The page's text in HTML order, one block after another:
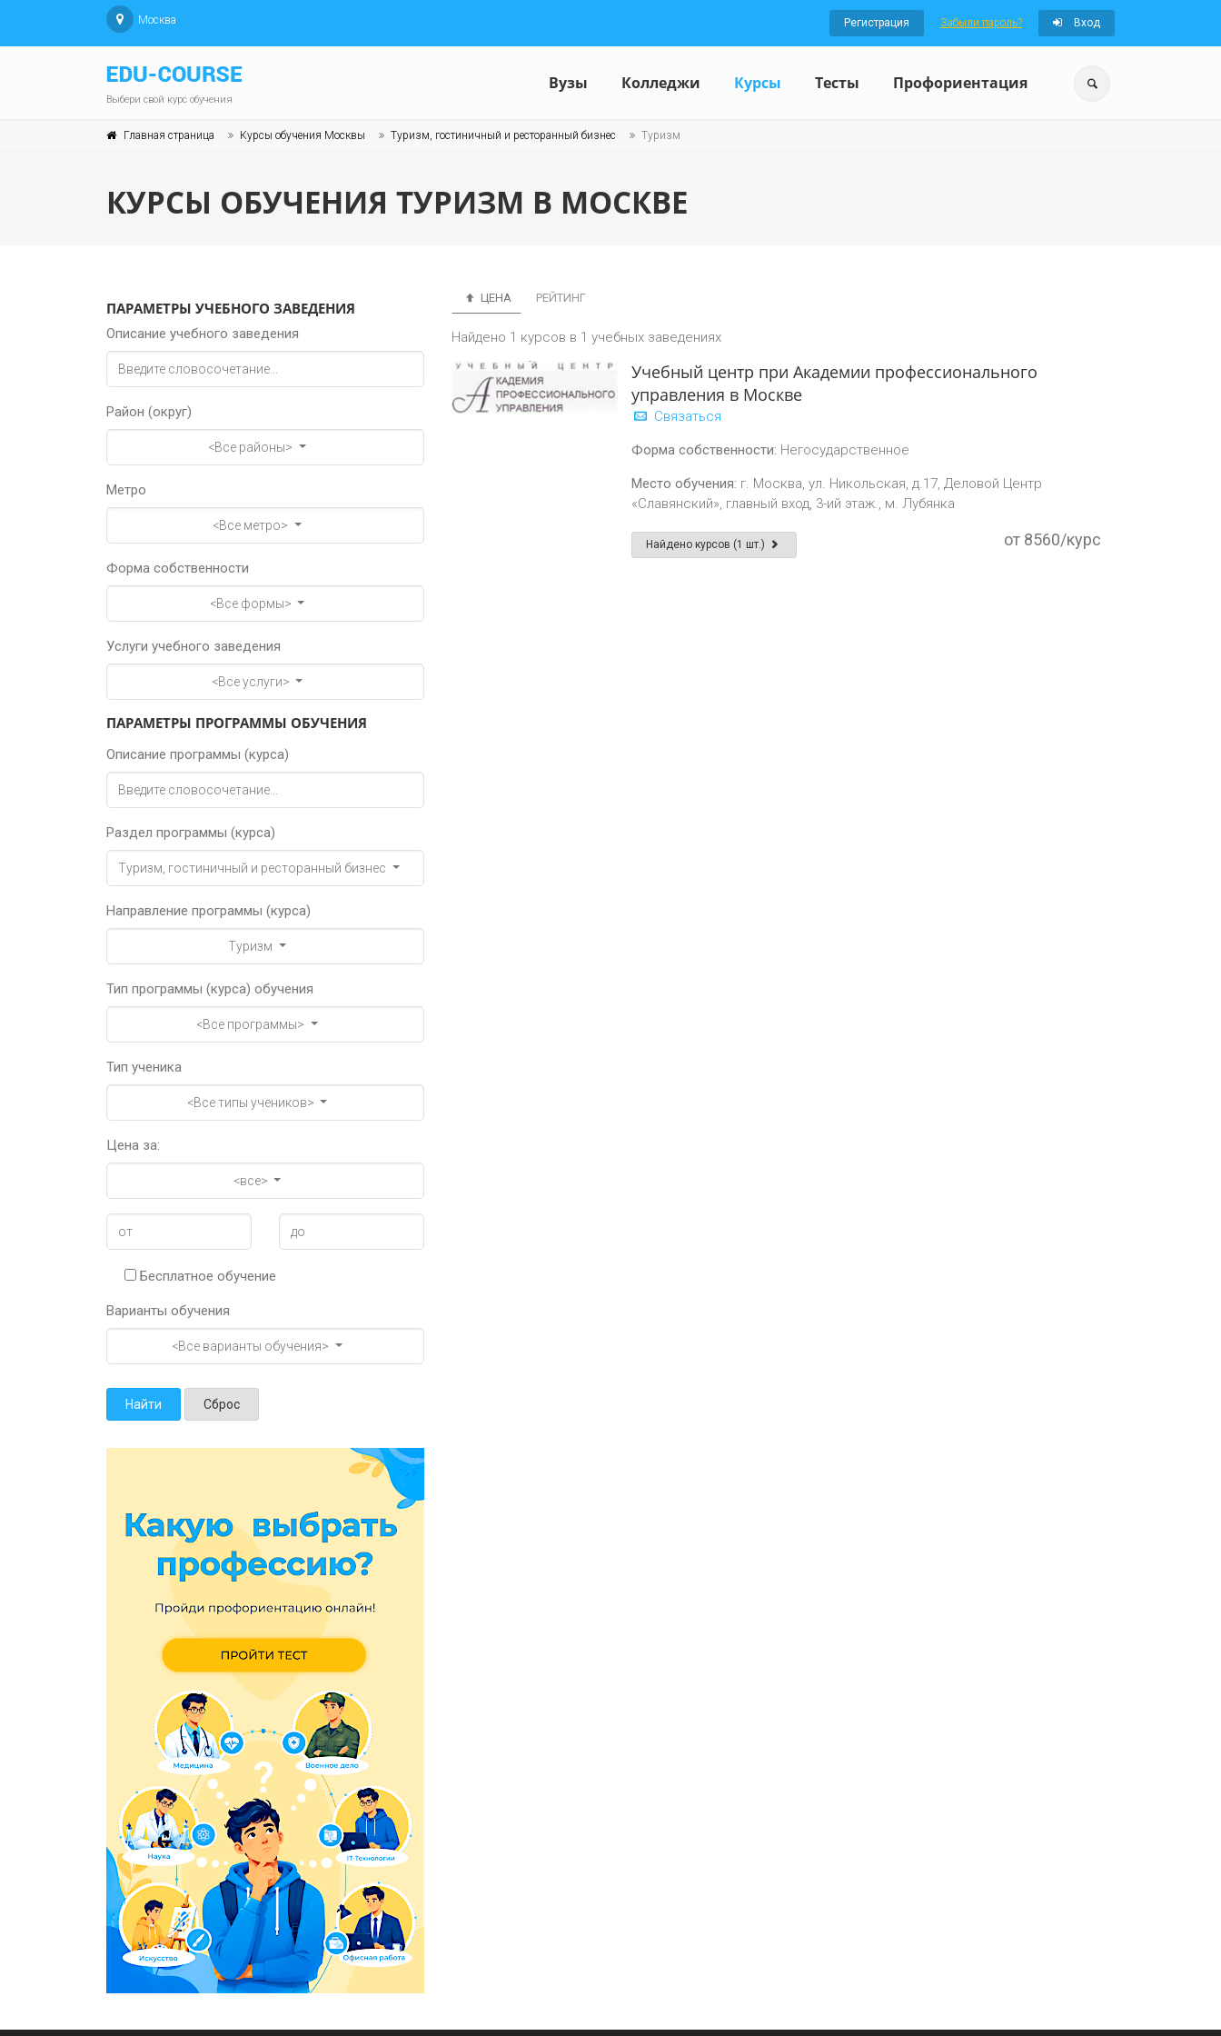
Москва Регистрация Забыли пароль? Вход
Выбери свой курс обучения
Вузы Колледжи Курсы Тесты Профориентация
Главная страница Курсы обучения Москвы Туризм, гостиничный и ресторанный бизнес Туризм
КУРСЫ ОБУЧЕНИЯ ТУРИЗМ В МОСКВЕ
ПАРАМЕТРЫ УЧЕБНОГО ЗАВЕДЕНИЯ
Описание учебного заведения
Район (округ)
<Все районы>
Метро
<Все метро>
Форма собственности
<Все формы>
Услуги учебного заведения
<Все услуги>
ПАРАМЕТРЫ ПРОГРАММЫ ОБУЧЕНИЯ
Описание программы (курса)
Раздел программы (курса)
Туризм, гостиничный и ресторанный бизнес
Направление программы (курса)
Туризм
Тип программы (курса) обучения
<Все программы>
Тип ученика
<Все типы учеников>
Цена за:
<все>
Бесплатное обучение
Варианты обучения
<Все варианты обучения>
Найти Сброс
ЦЕНА РЕЙТИНГ
Найдено 1 курсов в 1 учебных заведениях
Учебный центр при Академии профессионального
управления в Москве
Связаться
Форма собственности: Негосударственное
Место обучения: г. Москва, ул. Никольская, д.17, Деловой Центр
«Славянский», главный вход, 3-ий этаж., м. Лубянка
Найдено курсов (1 шт.) от 8560/курс